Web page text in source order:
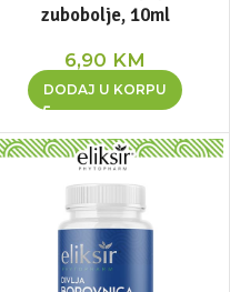
zubobolje, 10ml
6,90 KM
DODAJ U KORPU